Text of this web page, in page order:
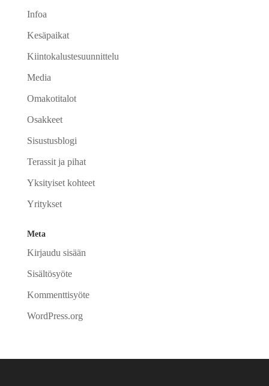
Infoa
Kesäpaikat
Kiintokalustesuunnittelu
Media
Omakotitalot
Osakkeet
Sisustusblogi
Terassit ja pihat
Yksityiset kohteet
Yritykset
Meta
Kirjaudu sisään
Sisältösyöte
Kommenttisyöte
WordPress.org